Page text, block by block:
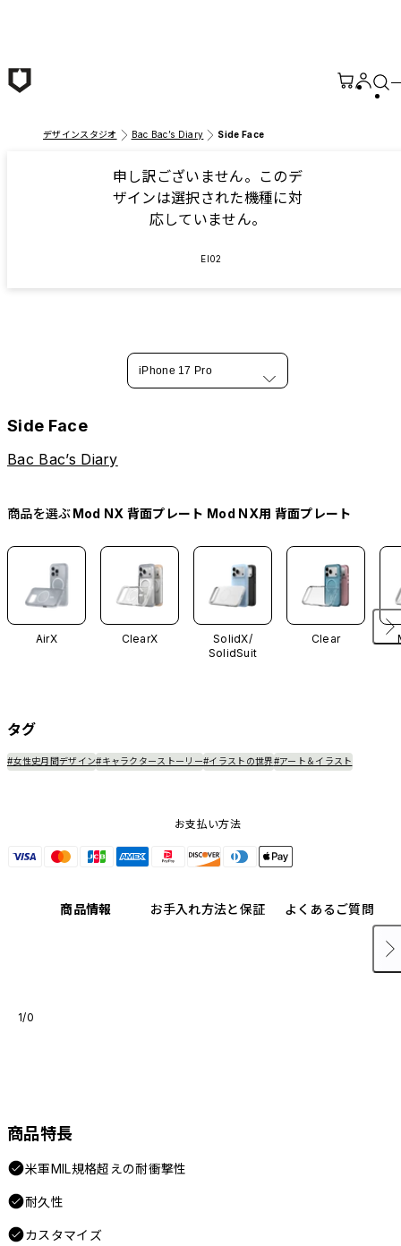
デザインスタジオ Bac Bac’s Diary Side Face
申し訳ございません。このデ
ザインは選択された機種に対
応していません。
EI02
iPhone 17 Pro
Side Face
Bac Bac’s Diary
商品を選ぶMod NX 背面プレート Mod NX用 背面プレート
AirX ClearX
SolidX/
SolidSuit
Clear
タグ
#女性史月間デザイン#キャラクターストーリー#イラストの世界#アート＆イラスト
お支払い方法
商品情報 お手入れ方法と保証 よくあるご質問
1/0
商品特長
米軍MIL規格超えの耐衝撃性
耐久性
カスタマイズ